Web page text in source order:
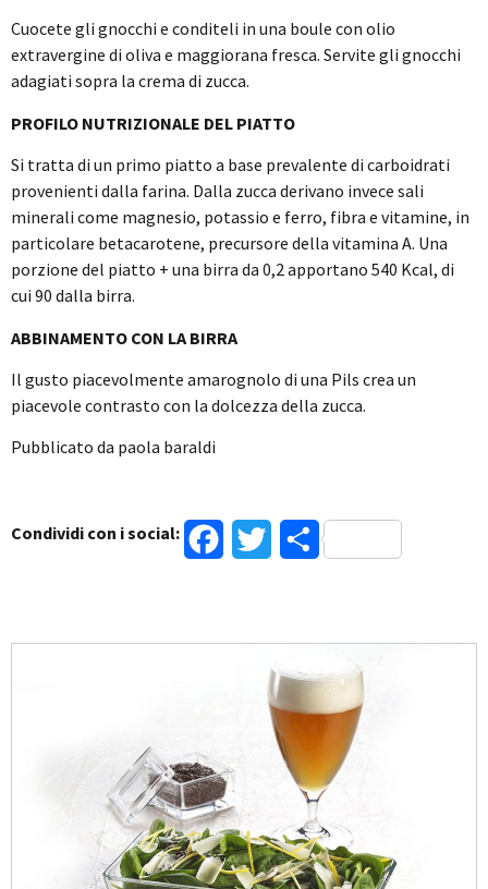
Cuocete gli gnocchi e conditeli in una boule con olio
extravergine di oliva e maggiorana fresca. Servite gli gnocchi
adagiati sopra la crema di zucca.
PROFILO NUTRIZIONALE DEL PIATTO
Si tratta di un primo piatto a base prevalente di carboidrati
provenienti dalla farina. Dalla zucca derivano invece sali
minerali come magnesio, potassio e ferro, fibra e vitamine, in
particolare betacarotene, precursore della vitamina A. Una
porzione del piatto + una birra da 0,2 apportano 540 Kcal, di
cui 90 dalla birra.
ABBINAMENTO CON LA BIRRA
Il gusto piacevolmente amarognolo di una Pils crea un
piacevole contrasto con la dolcezza della zucca.
Pubblicato da paola baraldi
Condividi con i social: FacebookTwitterCondividi